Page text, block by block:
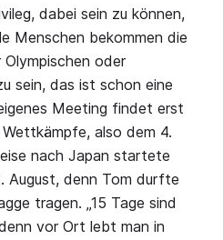
dabei sein zu können,
Menschen bekommen die
oder
sein, das ist schon eine
Meeting findet erst
also dem 4.
nach Japan startete
August, denn Tom durfte
tragen. „15 Tage sind
vor Ort lebt man in